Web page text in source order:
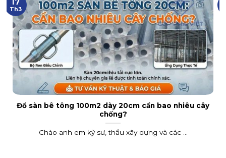
Đổ sàn bê tông 100m2 dày 20cm cần bao nhiêu cây
chống?
Chào anh em kỹ sư, thầu xây dựng và các ...
Th3